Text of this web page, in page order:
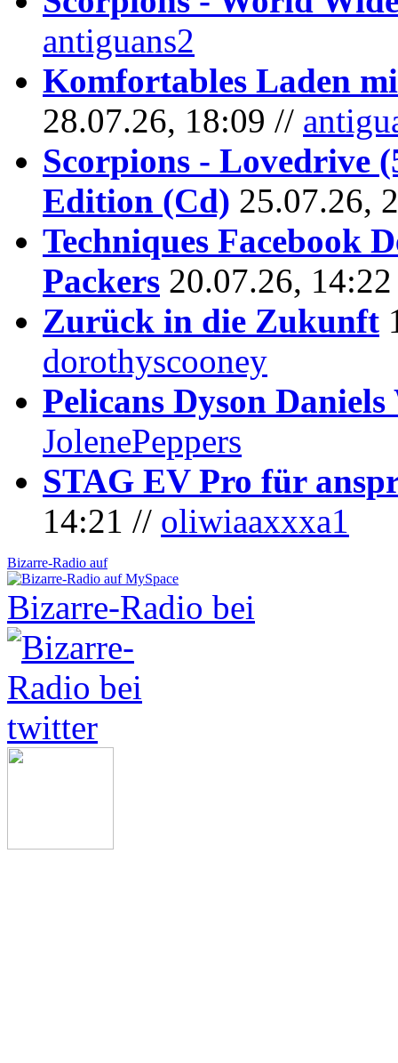
antiguans2
Komfortables Laden
28.07.26, 18:09 //
Scorpions - Lovedrive
Edition (Cd) 25.07.26,
Techniques Facebook
Packers 20.07.26,
Zurück in die Zukunft
dorothyscooney
Pelicans Dyson
JolenePeppers
STAG EV Pro für
14:21 // oliwiaaxxxa1
Bizarre-Radio auf
Bizarre-Radio bei